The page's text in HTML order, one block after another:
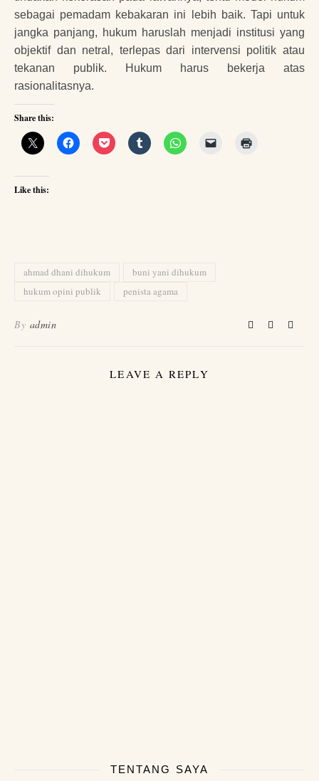
sebagai pemadam kebakaran ini lebih baik. Tapi untuk
jangka panjang, hukum haruslah menjadi institusi yang
objektif dan netral, terlepas dari intervensi politik atau
tekanan publik. Hukum harus bekerja atas
rasionalitasnya.
Share this:
Like this:
ahmad dhani dihukum
buni yani dihukum
hukum opini publik
penista agama
By admin
LEAVE A REPLY
TENTANG SAYA